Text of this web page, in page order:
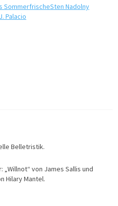
SommerfrischeSten Nadolny
Palacio
Belletristik.
von James Sallis und
Hilary Mantel.